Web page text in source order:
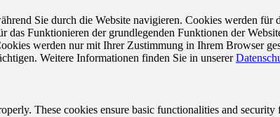
Sie durch die Website navigieren. Cookies werden
Funktionieren der grundlegenden Funktionen der
werden nur mit Ihrer Zustimmung in Ihrem Browser
Weitere Informationen finden Sie in unserer
These cookies ensure basic functionalities and